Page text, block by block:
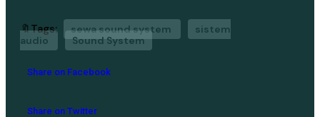
🔖Tags: sewa sound system
sistem
audio
Sound System
Share on Facebook
Share on Twitter